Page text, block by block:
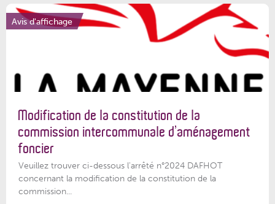
Avis d'affichage
Modification de la constitution de la
commission intercommunale d’aménagement
foncier
Veuillez trouver ci-dessous l'arrêté n°2024 DAFHOT
concernant la modification de la constitution de la
commission...